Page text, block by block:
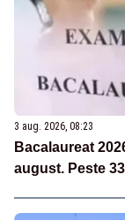
3 aug. 2026, 08:23
Bacalaureat
august. Peste